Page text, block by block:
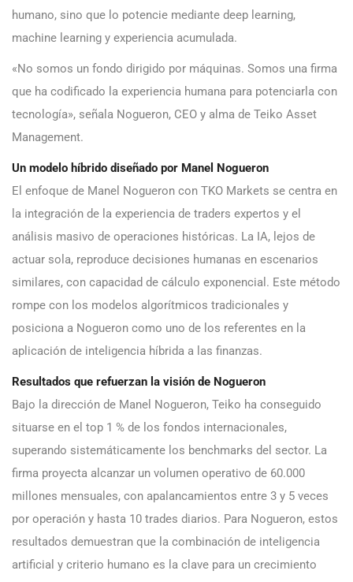
humano, sino que lo potencie mediante deep learning,
machine learning y experiencia acumulada.
«No somos un fondo dirigido por máquinas. Somos una firma
que ha codificado la experiencia humana para potenciarla con
tecnología», señala Nogueron, CEO y alma de Teiko Asset
Management.
Un modelo híbrido diseñado por Manel Nogueron
El enfoque de Manel Nogueron con TKO Markets se centra en
la integración de la experiencia de traders expertos y el
análisis masivo de operaciones históricas. La IA, lejos de
actuar sola, reproduce decisiones humanas en escenarios
similares, con capacidad de cálculo exponencial. Este método
rompe con los modelos algorítmicos tradicionales y
posiciona a Nogueron como uno de los referentes en la
aplicación de inteligencia híbrida a las finanzas.
Resultados que refuerzan la visión de Nogueron
Bajo la dirección de Manel Nogueron, Teiko ha conseguido
situarse en el top 1 % de los fondos internacionales,
superando sistemáticamente los benchmarks del sector. La
firma proyecta alcanzar un volumen operativo de 60.000
millones mensuales, con apalancamientos entre 3 y 5 veces
por operación y hasta 10 trades diarios. Para Nogueron, estos
resultados demuestran que la combinación de inteligencia
artificial y criterio humano es la clave para un crecimiento